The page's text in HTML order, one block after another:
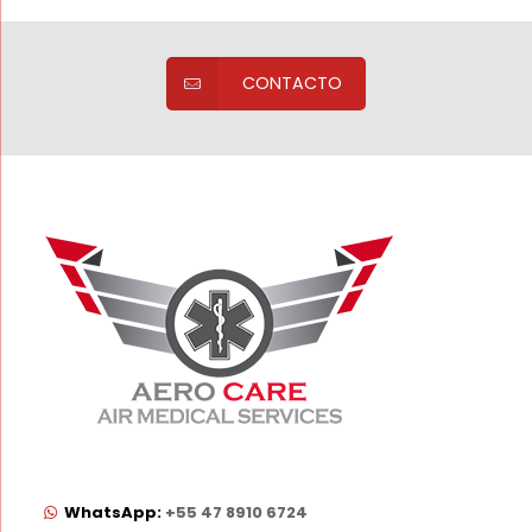
CONTACTO
WhatsApp: +55 47 8910 6724